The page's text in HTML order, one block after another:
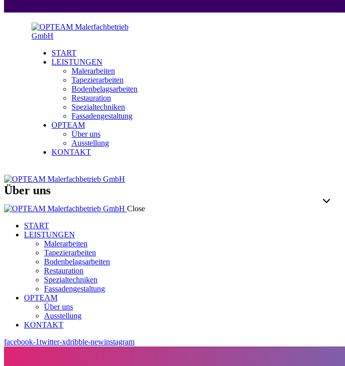
START
LEISTUNGEN
Malerarbeiten
Tapezierarbeiten
Bodenbelagsarbeiten
Restauration
Spezialtechniken
Fassadengestaltung
OPTEAM
Über uns
Ausstellung
KONTAKT
Über uns
Close
START
LEISTUNGEN
Malerarbeiten
Tapezierarbeiten
Bodenbelagsarbeiten
Restauration
Spezialtechniken
Fassadengestaltung
OPTEAM
Über uns
Ausstellung
KONTAKT
facebook-1twitter-xdribble-newinstagram